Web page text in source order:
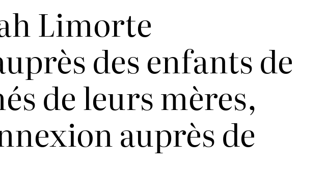
Limorte
des enfants de
de leurs mères,
auprès de